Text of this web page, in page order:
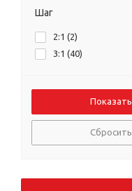
Шаг
2:1 (2)
3:1 (40)
Сбросить